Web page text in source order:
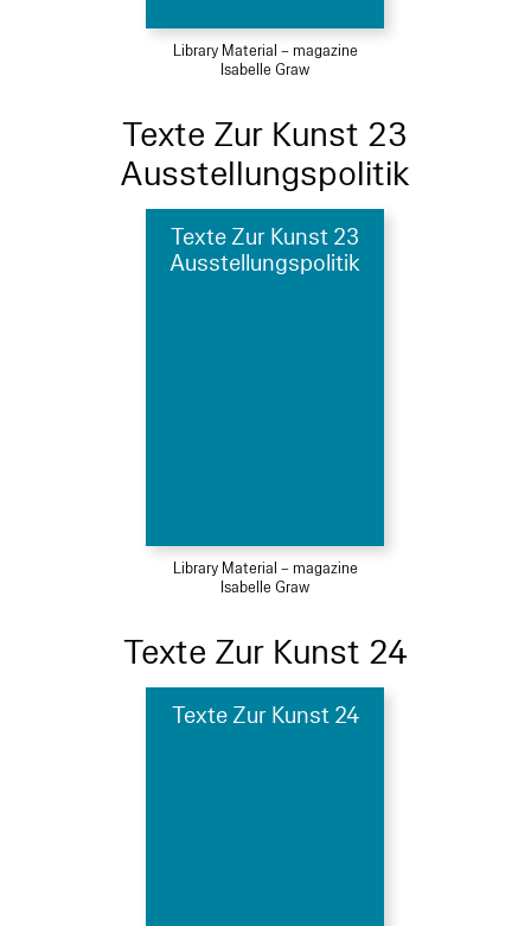
Library Material – magazine
Isabelle Graw
Texte Zur Kunst 23
Ausstellungspolitik
Texte Zur Kunst 23
Ausstellungspolitik
Library Material – magazine
Isabelle Graw
Texte Zur Kunst 24
Texte Zur Kunst 24